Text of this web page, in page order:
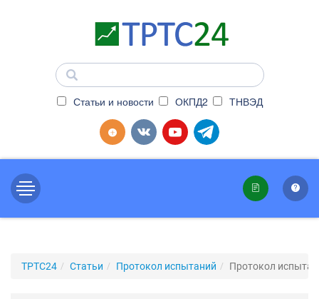
Статьи и новости ОКПД2 ТНВЭД
ТРТС24 Статьи Протокол испытаний Протокол